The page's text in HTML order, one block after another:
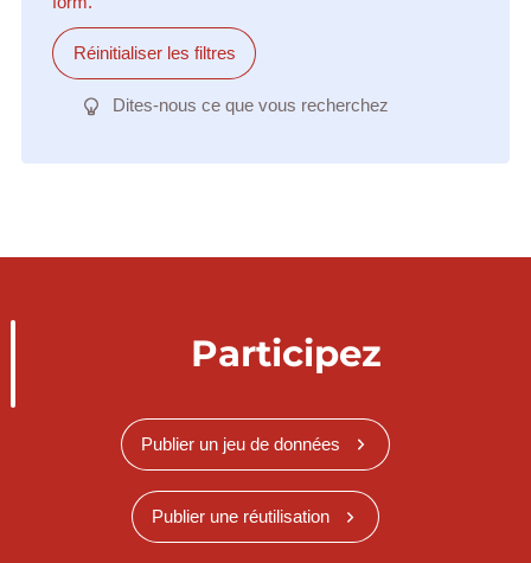
Réinitialiser les filtres
Dites-nous ce que vous recherchez
Participez
Publier un jeu de données
Publier une réutilisation